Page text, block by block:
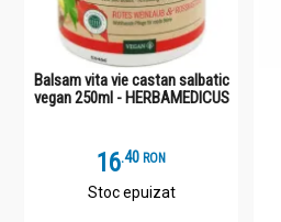
Balsam vita vie castan salbatic
vegan 250ml - HERBAMEDICUS
16.4 RON
Stoc epuizat